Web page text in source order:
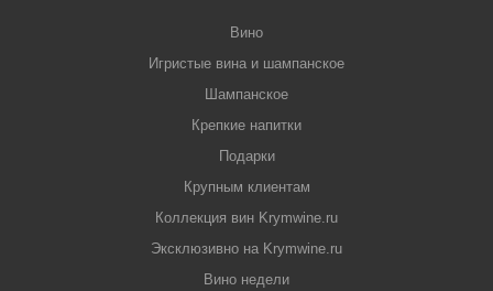
Вино
Игристые вина и шампанское
Шампанское
Крепкие напитки
Подарки
Крупным клиентам
Коллекция вин Krymwine.ru
Эксклюзивно на Krymwine.ru
Вино недели